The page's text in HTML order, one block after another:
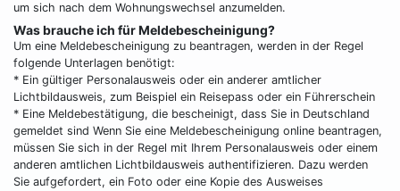
um sich nach dem Wohnungswechsel anzumelden.
Was brauche ich für Meldebescheinigung?
Um eine Meldebescheinigung zu beantragen, werden in der Regel
folgende Unterlagen benötigt:
* Ein gültiger Personalausweis oder ein anderer amtlicher
Lichtbildausweis, zum Beispiel ein Reisepass oder ein Führerschein
* Eine Meldebestätigung, die bescheinigt, dass Sie in Deutschland
gemeldet sind Wenn Sie eine Meldebescheinigung online beantragen,
müssen Sie sich in der Regel mit Ihrem Personalausweis oder einem
anderen amtlichen Lichtbildausweis authentifizieren. Dazu werden
Sie aufgefordert, ein Foto oder eine Kopie des Ausweises